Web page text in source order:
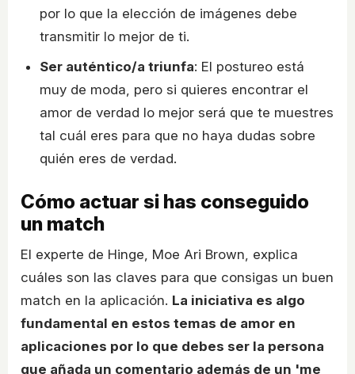
por lo que la elección de imágenes debe
transmitir lo mejor de ti.
Ser auténtico/a triunfa: El postureo está
muy de moda, pero si quieres encontrar el
amor de verdad lo mejor será que te muestres
tal cuál eres para que no haya dudas sobre
quién eres de verdad.
Cómo actuar si has conseguido
un match
El experte de Hinge, Moe Ari Brown, explica
cuáles son las claves para que consigas un buen
match en la aplicación. La iniciativa es algo
fundamental en estos temas de amor en
aplicaciones por lo que debes ser la persona
que añada un comentario además de un 'me